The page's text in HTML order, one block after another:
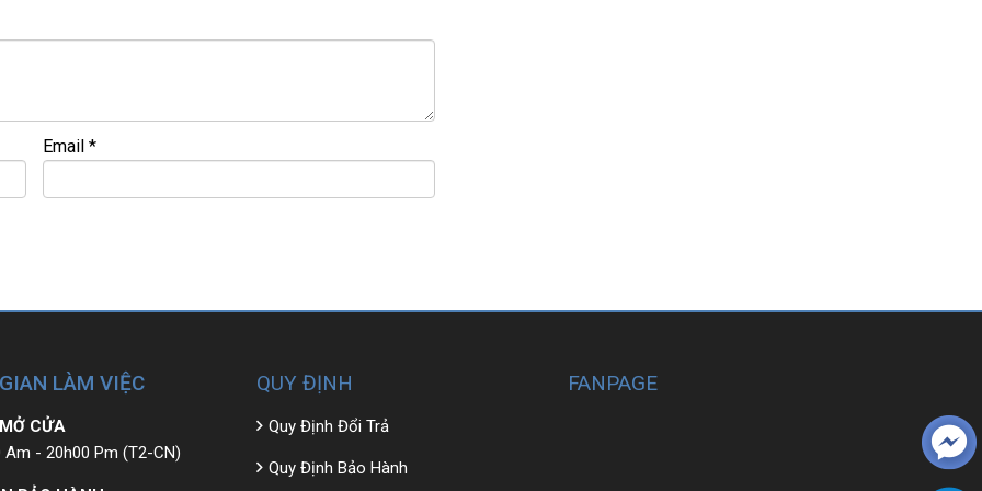
TỐT💻
Email *
LÀM VIỆC
CỬA
Am - 20h00 Pm (T2-CN)
QUY ĐỊNH
Quy Định Đổi Trả
Quy Định Bảo Hành
FANPAGE